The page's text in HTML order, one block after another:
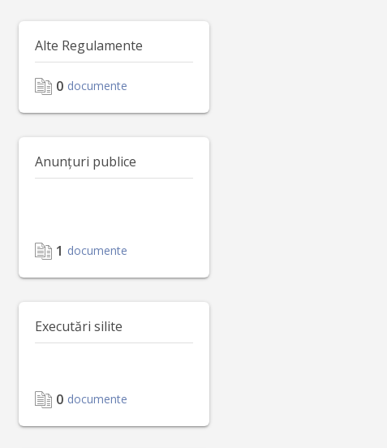
Alte Regulamente
0 documente
Anunțuri publice
1 documente
Executări silite
0 documente